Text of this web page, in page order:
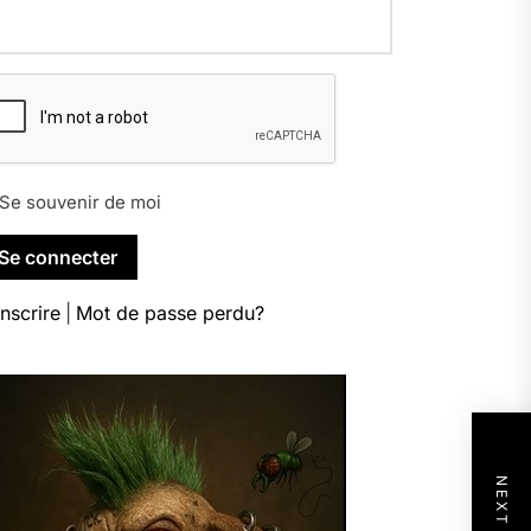
souvenir de moi
Mot de passe perdu?